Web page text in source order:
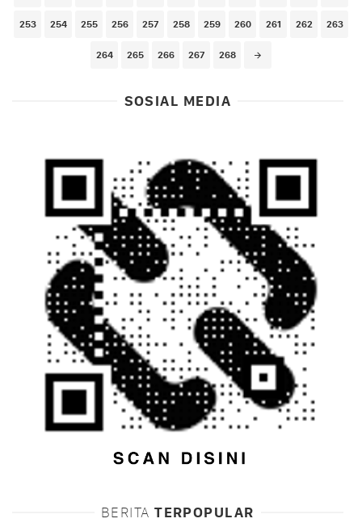
253 254 255 256 257 258 259 260 261 262 263
264 265 266 267 268
SOSIAL MEDIA
BERITA TERPOPULAR